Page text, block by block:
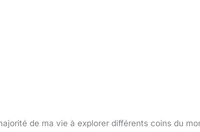
de ma vie à explorer différents coins du